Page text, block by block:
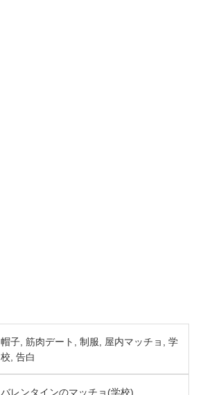
帽子 筋肉デート 制服 屋内マッチョ
学
校 告白
バレンタインのマッチョ(学校)